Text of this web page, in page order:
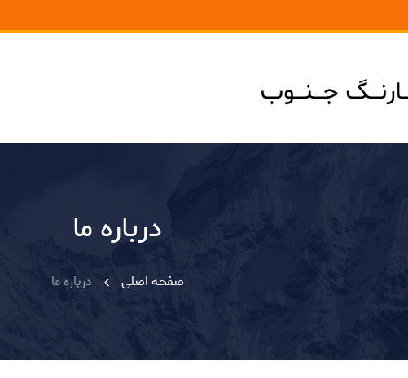
درباره ما
صفحه اصلی درباره ما